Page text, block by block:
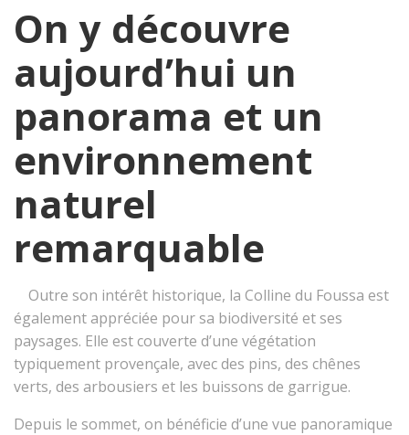
On y découvre
aujourd’hui un
panorama et un
environnement
naturel
remarquable
Outre son intérêt historique, la Colline du Foussa est
également appréciée pour sa biodiversité et ses
paysages. Elle est couverte d’une végétation
typiquement provençale, avec des pins, des chênes
verts, des arbousiers et les buissons de garrigue.
Depuis le sommet, on bénéficie d’une vue panoramique